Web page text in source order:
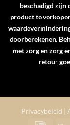
beschadigd zijn
product te
doorberekenen.
met zorg en zorg
retour
Privacybeleid |